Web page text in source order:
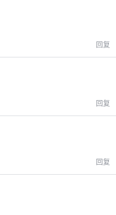
回复
回复
回复